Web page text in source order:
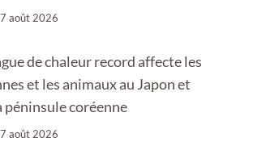
7 août 2026
de chaleur record affecte les
et les animaux au Japon et
péninsule coréenne
7 août 2026